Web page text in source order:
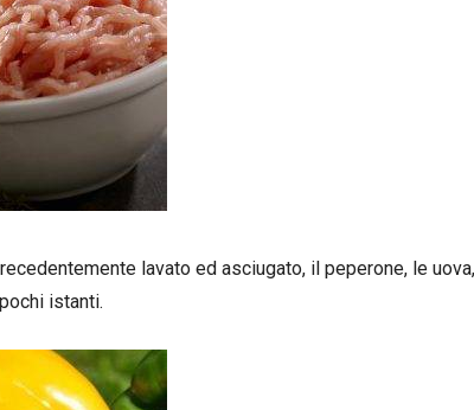
lavato ed asciugato, il peperone, le
istanti.